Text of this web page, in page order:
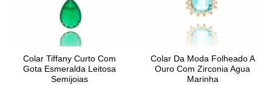
Colar Tiffany Curto Com
Gota Esmeralda Leitosa
Semijoias
Colar Da Moda Folheado A
Ouro Com Zirconia Agua
Marinha